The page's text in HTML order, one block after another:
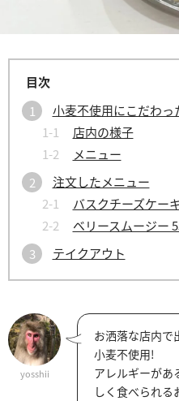
小麦不使用にこだわっ
店内の様子
メニュー
注文したメニュー
バスクチーズケー
ベリースムージー
テイクアウト
yosshii
お洒落な店内で
小麦不使用!
アレルギーがあ
しく食べられる